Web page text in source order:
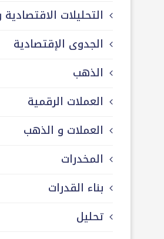
التحليلات
الجدوى الإقتصادية
الذهب
العملات الرقمية
العملات و الذهب
المخدرات
بناء القدرات
تحليل